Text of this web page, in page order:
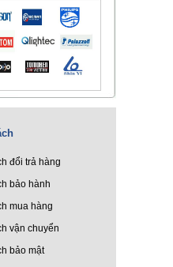
đổi trả hàng
bảo hành
mua hàng
vận chuyển
bảo mật